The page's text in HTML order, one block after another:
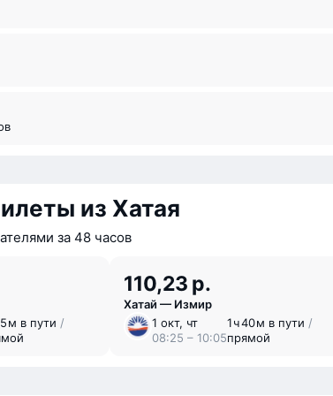
из Хатая
за 48 часов
⁠м в пути /
110,23 р.
Хатай — Измир
1 окт, чт
08:25 – 10:05
1 ⁠ч 40 ⁠м в пути /
прямой